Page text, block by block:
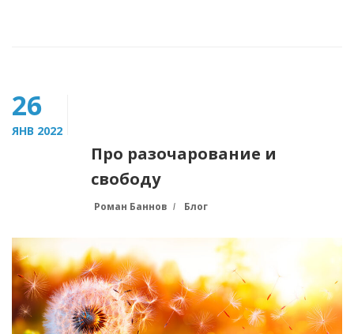
26
ЯНВ 2022
Про разочарование и
свободу
Роман Баннов Блог